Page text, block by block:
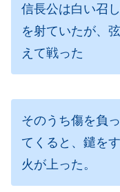
信長公は白い召
を射ていたが、
えて戦った
そのうち傷を負
てくると、鑓を
火が上った。